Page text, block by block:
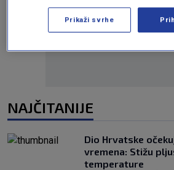
Oglas
NAJČITANIJE
Dio Hrvatske
vremena: Stižu
temperature
Prikaži svrhe